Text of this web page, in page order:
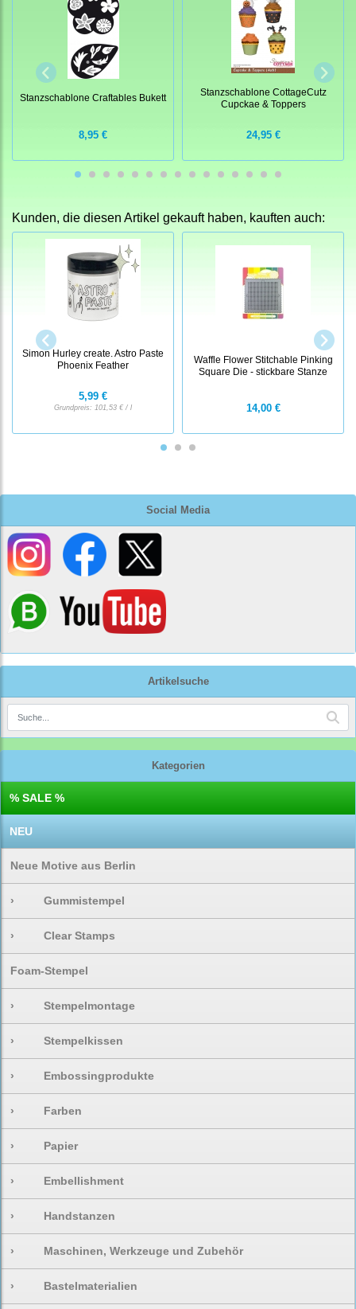
Social Media
Artikelsuche
Kategorien
% SALE %
NEU
Neue Motive aus Berlin
› Gummistempel
› Clear Stamps
Foam-Stempel
› Stempelmontage
› Stempelkissen
› Embossingprodukte
› Farben
› Papier
› Embellishment
› Handstanzen
› Maschinen, Werkzeuge und Zubehör
› Bastelmaterialien
Stanzschablone Craftables Bukett
8,95 €
Stanzschablone CottageCutz
Cupckae & Toppers
24,95 €
Kunden, die diesen Artikel gekauft haben, kauften auch:
Simon Hurley create. Astro Paste
Phoenix Feather
5,99 €
Grundpreis: 101,53 € / l
Waffle Flower Stitchable Pinking
Square Die - stickbare Stanze
14,00 €